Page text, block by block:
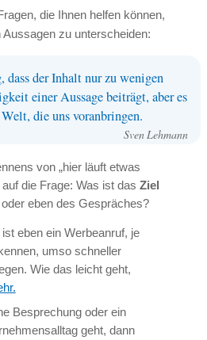
die Ihnen helfen können,
zu unterscheiden:
der Inhalt nur zu wenigen
einer Aussage beiträgt, aber es
die uns voranbringen.
Sven Lehmann
von „hier läuft etwas
auf die Frage: Was ist dasZiel
oder eben des Gespräches?
eben ein Werbeanruf, je
umso schneller
Wie das leicht geht,
Besprechung oder ein
geht, dann